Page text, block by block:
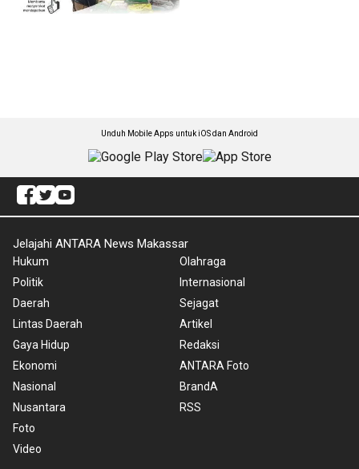
Unduh Mobile Apps untuk iOS dan Android
Jelajahi ANTARA News Makassar
Hukum
Politik
Daerah
Lintas Daerah
Gaya Hidup
Ekonomi
Nasional
Nusantara
Foto
Video
Olahraga
Internasional
Sejagat
Artikel
Redaksi
ANTARA Foto
BrandA
RSS